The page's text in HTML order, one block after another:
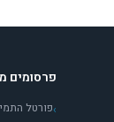
פרסומים
›פורטל